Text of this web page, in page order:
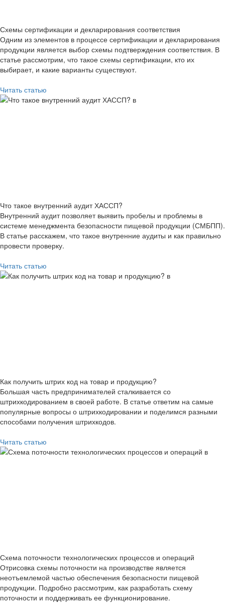
Схемы сертификации и декларирования соответствия
Одним из элементов в процессе сертификации и декларирования
продукции является выбор схемы подтверждения соответствия. В
статье рассмотрим, что такое схемы сертификации, кто их
выбирает, и какие варианты существуют.
Читать статью
Что такое внутренний аудит ХАССП?
Внутренний аудит позволяет выявить пробелы и проблемы в
системе менеджмента безопасности пищевой продукции (СМБПП).
В статье расскажем, что такое внутренние аудиты и как правильно
провести проверку.
Читать статью
Как получить штрих код на товар и продукцию?
Большая часть предпринимателей сталкивается со
штрихкодированием в своей работе. В статье ответим на самые
популярные вопросы о штрихкодировании и поделимся разными
способами получения штрихкодов.
Читать статью
Схема поточности технологических процессов и операций
Отрисовка схемы поточности на производстве является
неотъемлемой частью обеспечения безопасности пищевой
продукции. Подробно рассмотрим, как разработать схему
поточности и поддерживать ее функционирование.